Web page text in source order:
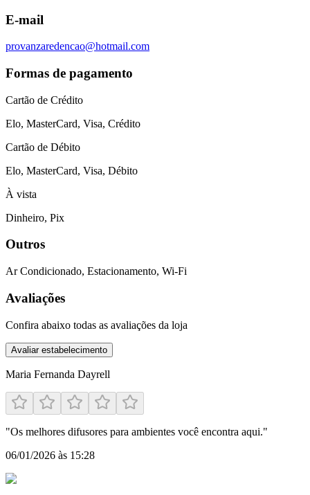
E-mail
provanzaredencao@hotmail.com
Formas de pagamento
Cartão de Crédito
Elo, MasterCard, Visa, Crédito
Cartão de Débito
Elo, MasterCard, Visa, Débito
À vista
Dinheiro, Pix
Outros
Ar Condicionado, Estacionamento, Wi-Fi
Avaliações
Confira abaixo todas as avaliações da loja
Avaliar estabelecimento
Maria Fernanda Dayrell
"Os melhores difusores para ambientes você encontra aqui."
06/01/2026 às 15:28